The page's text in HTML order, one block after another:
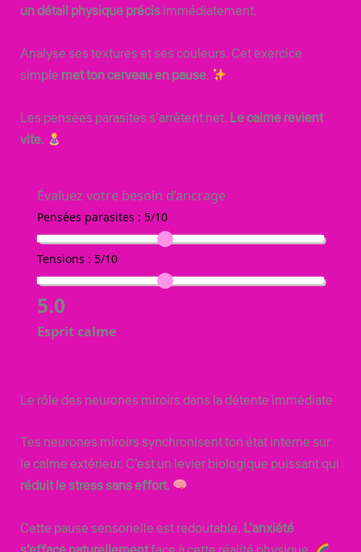
un détail physique précisimmédiatement.
Analyse ses textures et ses couleurs. Cet exercice
simple met ton cerveau en pause.
Les pensées parasites s’arrêtent net. Le calme revient
vite.
Évaluez votre besoin d’ancrage
Pensées parasites : 5/10
Tensions : 5/10
5.0
Esprit calme
Le rôle des neurones miroirs dans la détente immédiate
Tes neurones miroirs synchronisent ton état interne sur
le calme extérieur. C’est un levier biologique puissant qui
réduit le stress sans effort.
Cette pause sensorielle est redoutable. L’anxiété